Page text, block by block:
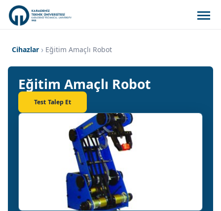
Cihazlar Eğitim Amaçlı Robot
Eğitim Amaçlı Robot
Test Talep Et